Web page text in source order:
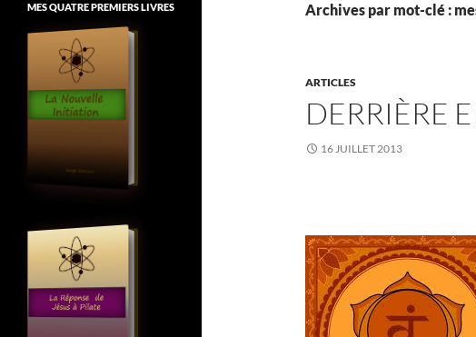
Archives par mot-clé :
ARTICLES
DERRIÈRE
16 JUILLET 2013
MES QUATRE PREMIERS LIVRES